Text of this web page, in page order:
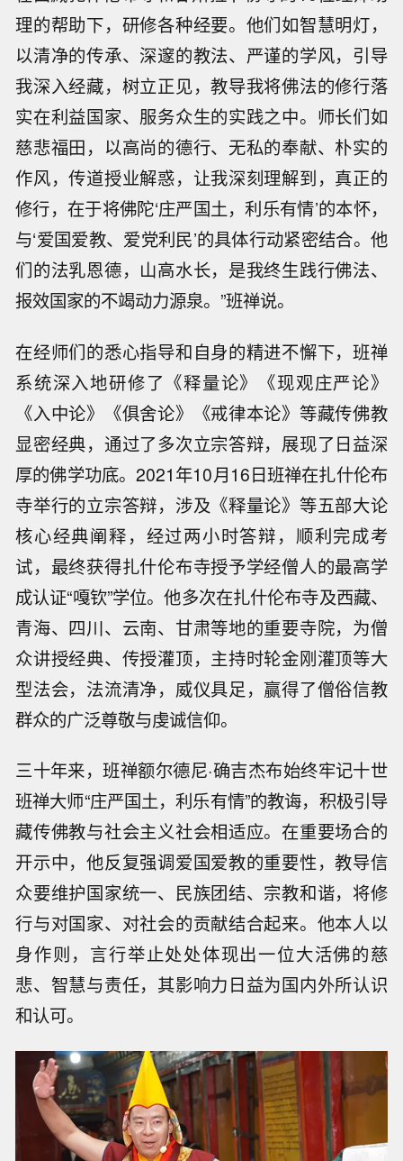
理的帮助下，研修各种经要。他们如智慧明灯，
以清净的传承、深邃的教法、严谨的学风，引导
我深入经藏，树立正见，教导我将佛法的修行落
实在利益国家、服务众生的实践之中。师长们如
慈悲福田，以高尚的德行、无私的奉献、朴实的
作风，传道授业解惑，让我深刻理解到，真正的
修行，在于将佛陀‘庄严国土，利乐有情’的本怀，
与‘爱国爱教、爱党利民’的具体行动紧密结合。他
们的法乳恩德，山高水长，是我终生践行佛法、
报效国家的不竭动力源泉。”班禅说。
在经师们的悉心指导和自身的精进不懈下，班禅
系统深入地研修了《释量论》《现观庄严论》
《入中论》《俱舍论》《戒律本论》等藏传佛教
显密经典，通过了多次立宗答辩，展现了日益深
厚的佛学功底。2021年10月16日班禅在扎什伦布
寺举行的立宗答辩，涉及《释量论》等五部大论
核心经典阐释，经过两小时答辩，顺利完成考
试，最终获得扎什伦布寺授予学经僧人的最高学
成认证“嘎钦”学位。他多次在扎什伦布寺及西藏、
青海、四川、云南、甘肃等地的重要寺院，为僧
众讲授经典、传授灌顶，主持时轮金刚灌顶等大
型法会，法流清净，威仪具足，赢得了僧俗信教
群众的广泛尊敬与虔诚信仰。
三十年来，班禅额尔德尼·确吉杰布始终牢记十世
班禅大师“庄严国土，利乐有情”的教诲，积极引导
藏传佛教与社会主义社会相适应。在重要场合的
开示中，他反复强调爱国爱教的重要性，教导信
众要维护国家统一、民族团结、宗教和谐，将修
行与对国家、对社会的贡献结合起来。他本人以
身作则，言行举止处处体现出一位大活佛的慈
悲、智慧与责任，其影响力日益为国内外所认识
和认可。